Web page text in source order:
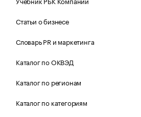
Статьи о бизнесе
Словарь PR и маркетинга
Каталог по ОКВЭД
Каталог по регионам
Каталог по категориям